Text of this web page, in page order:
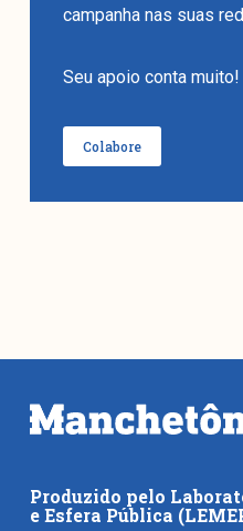
campanha nas suas
Seu apoio conta muito!
Colabore
Produzido pelo
e Esfera Pública